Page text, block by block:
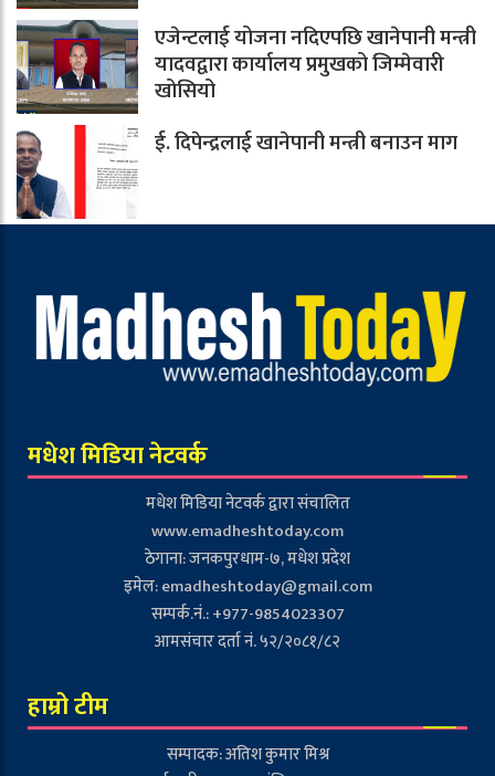
एजेन्टलाई योजना नदिएपछि खानेपानी मन्त्री
यादवद्वारा कार्यालय प्रमुखको जिम्मेवारी
खोसियो
ई. दिपेन्द्रलाई खानेपानी मन्त्री बनाउन माग
मधेश मिडिया नेटवर्क
मधेश मिडिया नेटवर्क द्वारा संचालित
www.emadheshtoday.com
ठेगाना: जनकपुरधाम-७, मधेश प्रदेश
इमेल:emadheshtoday@gmail.com
सम्पर्क.नं.: +977-9854023307
आमसंचार दर्ता नं. ५२/२०८१/८२
हाम्रो टीम
सम्पादक: अतिश कुमार मिश्र